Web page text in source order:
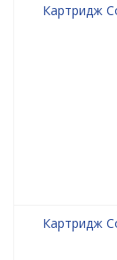
Картридж
Картридж